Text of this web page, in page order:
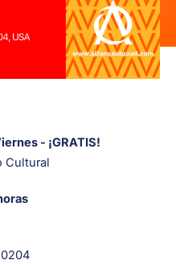
- ¡GRATIS!
Cultural